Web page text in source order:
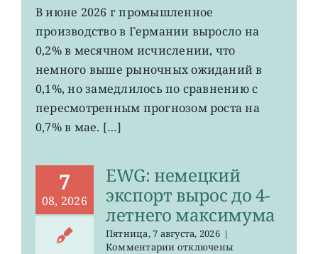
EWG:
рост
промпроизводства
Германии
до
0,2%
В июне 2026 г промышленное
производство в Германии выросло на
0,2% в месячном исчислении, что
немного выше рыночных ожиданий в
0,1%, но замедлилось по сравнению с
пересмотренным прогнозом роста на
0,7% в мае. […]
7
08, 2026
EWG: немецкий
экспорт вырос до 4-
летнего максимума
Пятница, 7 августа, 2026 |
Комментариикотключены